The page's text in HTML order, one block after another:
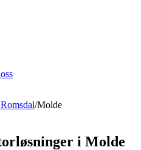
/Molde
i Molde